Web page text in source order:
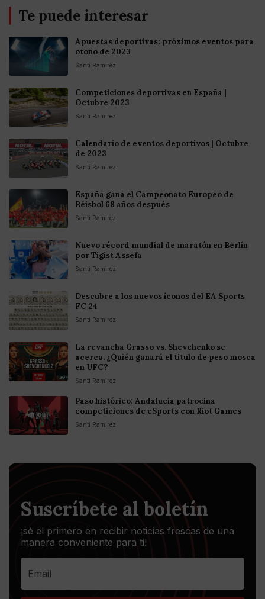
Te puede interesar
Apuestas deportivas: próximos eventos para
otoño de 2023
Santi Ramirez
Competiciones deportivas en España |
Octubre 2023
Santi Ramirez
Calendario de eventos deportivos | Octubre
de 2023
Santi Ramirez
España gana el Campeonato Europeo de
Béisbol 68 años después
Santi Ramirez
Nuevo récord mundial de maratón en Berlín
por Tigist Assefa
Santi Ramirez
Descubre a los nuevos íconos del EA Sports
FC 24
Santi Ramirez
La revancha Grasso vs. Shevchenko se
acerca. ¿Quién ganará el título de peso mosca
en UFC?
Santi Ramirez
Paso histórico: Andalucía patrocina
competiciones de eSports con Riot Games
Santi Ramirez
Suscríbete al boletín
¡sé el primero en recibir noticias frescas de una
manera conveniente para ti!